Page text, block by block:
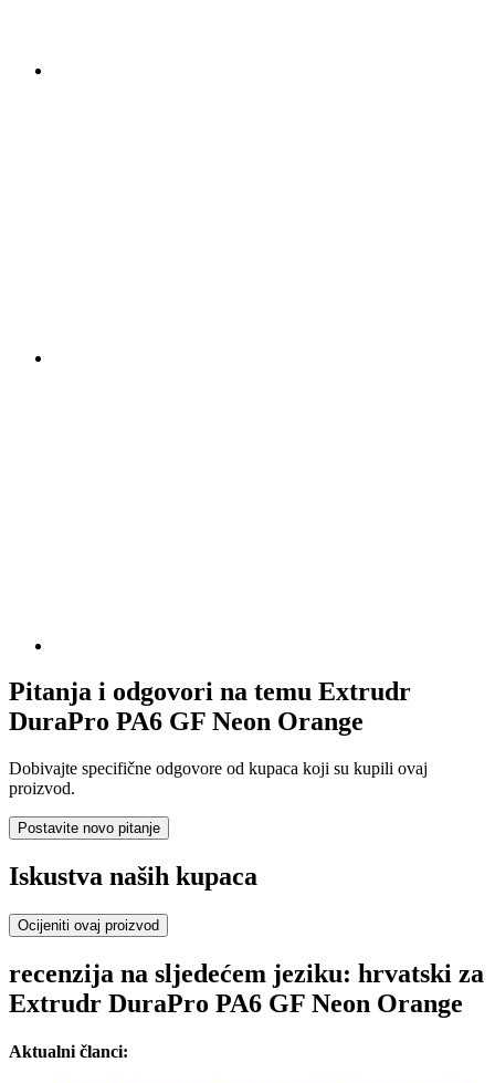
Pitanja i odgovori na temu Extrudr
DuraPro PA6 GF Neon Orange
Dobivajte specifične odgovore od kupaca koji su kupili ovaj
proizvod.
Postavite novo pitanje
Iskustva naših kupaca
Ocijeniti ovaj proizvod
recenzija na sljedećem jeziku: hrvatski za
Extrudr DuraPro PA6 GF Neon Orange
Aktualni članci: